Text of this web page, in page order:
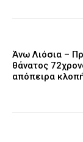
Άνω Λιόσια –
θάνατος
απόπειρα